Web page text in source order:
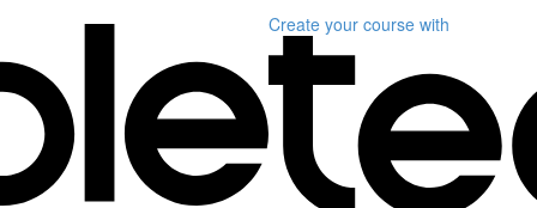
Create your course with